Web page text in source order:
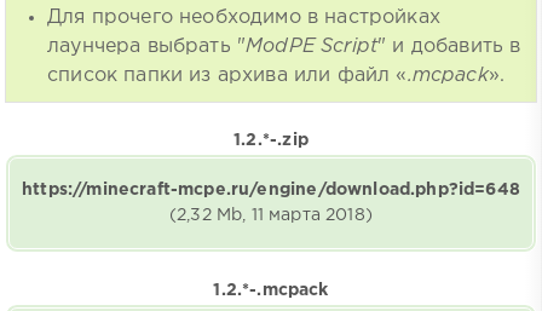
Для прочего необходимо в настройках
лаунчера выбрать "ModPE Script" и добавить в
список папки из архива или файл «.mcpack».
1.2.*-.zip
https://minecraft-mcpe.ru/engine/download.php?id=648
(2,32 Mb, 11 марта 2018)
1.2.*-.mcpack